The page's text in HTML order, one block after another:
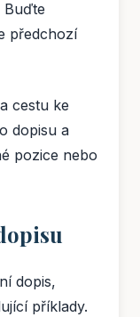
Buďte
předchozí
cestu ke
dopisu a
pozice nebo
dopis,
příklady.